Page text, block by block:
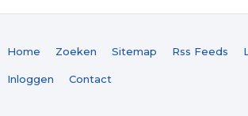
Home Zoeken Sitemap Rss Feeds
Inloggen Contact